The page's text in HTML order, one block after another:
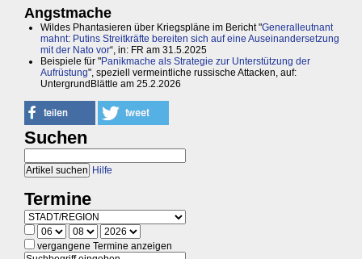
Angstmache
Wildes Phantasieren über Kriegspläne im Bericht "Generalleutnant
mahnt: Putins Streitkräfte bereiten sich auf eine Auseinandersetzung
mit der Nato vor“, in: FR am 31.5.2025
Beispiele für "Panikmache als Strategie zur Unterstützung der
Aufrüstung", speziell vermeintliche russische Attacken, auf:
UntergrundBlättle am 25.2.2026
Suchen
Hilfe
Termine
vergangene Termine anzeigen